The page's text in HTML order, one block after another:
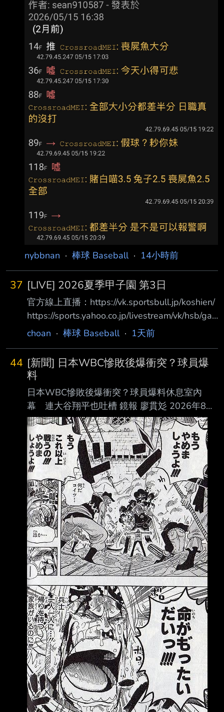
容不佳，自己也有守備上的失誤， 今總教練葉君
璋罕見說出重話。 郭郁政在第4局讓張皓崴打出
內野滾地球，結果他接球失誤，被對上攻佔上壘
包，隨後就被 陳傑憲轟2分砲。第5局再讓張皓崴
打出一壘方向內野滾地球，他沒有及時補位，結
果形成內 野安打，之後又發生投手犯規，這局獅
隊一口氣得3分。 「就是這樣啦，
nybbnan · 棒球 Baseball· 14小時前
37 [LIVE] 2026夏季甲子園 第3日
官方線上直播：https://vk.sportsbull.jp/koshien/
https://sports.yahoo.co.jp/livestream/vk/hsb/ga
mes/live 第3日目 8月7日（金） 07:00 第1試合
価 Ｃ Ｂ Ｂ Ｂ Ｂ Ｃ Ｂ Ｂ Ｃ Ｂ 12:30 第2試合
八幡商(滋賀) 1 － 7 健大高崎(群馬) 體育報評価
Ｃ Ｂ Ｃ Ｃ Ｃ Ｂ Ａ Ｂ Ｂ Ｂ 15:00 第3試合 立
命館宇治(京都) 3 －
choan · 棒球 Baseball· 1天前
44 [新聞] 日本WBC慘敗後爆衝突？球員爆
料
日本WBC慘敗後爆衝突？球員爆料休息室內
幕 連大谷翔平也吐槽 鏡報 廖貫彣 2026年8月
7日週五 下午1:20 2026年世界棒球經典賽
（WBC）日本隊止步8強，寫下隊史最差成績
後，井端弘和也卸下監 督職務，之後將由井口
資仁接任。《週刊文春》近日刊出多名匿名國手
爆料，直指井端執 教期間最大的問題在於「溝
通不足」，不僅指揮系統混亂，輸給委內瑞拉
後，休息室更一 度爆發衝突，甚至有球員當場
怒喊「不要再說了！」，最終日本武士隊就在低
迷氣氛中解 散。 《週刊文春》訪問4名參與本屆
WBC的日本隊球員，多人將矛頭指向